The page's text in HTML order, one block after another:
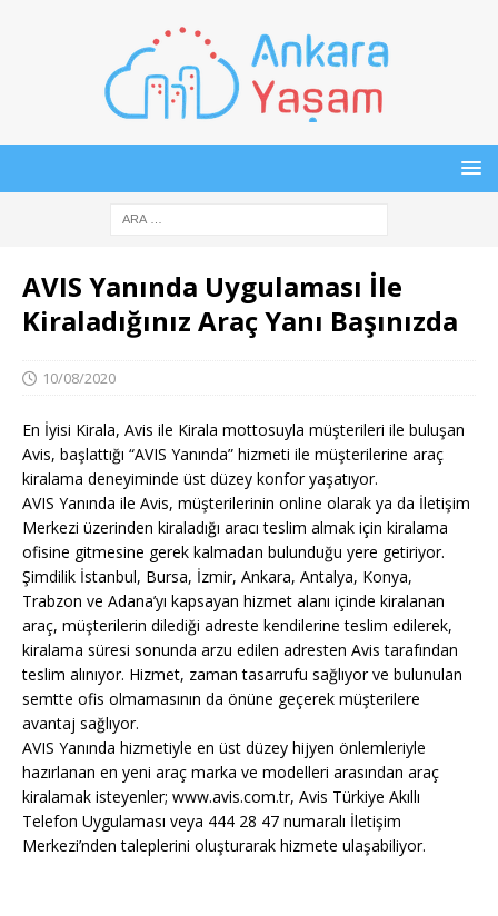
AVIS Yanında Uygulaması İle
Kiraladığınız Araç Yanı Başınızda
10/08/2020
En İyisi Kirala, Avis ile Kirala mottosuyla müşterileri ile buluşan
Avis, başlattığı “AVIS Yanında” hizmeti ile müşterilerine araç
kiralama deneyiminde üst düzey konfor yaşatıyor.
AVIS Yanında ile Avis, müşterilerinin online olarak ya da İletişim
Merkezi üzerinden kiraladığı aracı teslim almak için kiralama
ofisine gitmesine gerek kalmadan bulunduğu yere getiriyor.
Şimdilik İstanbul, Bursa, İzmir, Ankara, Antalya, Konya,
Trabzon ve Adana’yı kapsayan hizmet alanı içinde kiralanan
araç, müşterilerin dilediği adreste kendilerine teslim edilerek,
kiralama süresi sonunda arzu edilen adresten Avis tarafından
teslim alınıyor. Hizmet, zaman tasarrufu sağlıyor ve bulunulan
semtte ofis olmamasının da önüne geçerek müşterilere
avantaj sağlıyor.
AVIS Yanında hizmetiyle en üst düzey hijyen önlemleriyle
hazırlanan en yeni araç marka ve modelleri arasından araç
kiralamak isteyenler; www.avis.com.tr, Avis Türkiye Akıllı
Telefon Uygulaması veya 444 28 47 numaralı İletişim
Merkezi’nden taleplerini oluşturarak hizmete ulaşabiliyor.